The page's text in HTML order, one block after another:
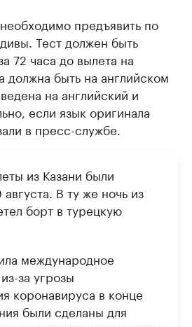
предъявить по
Тест должен быть
72 часа до вылета на
должна быть на английском
на английский и
если язык оригинала
в пресс-службе.
из Казани были
В ту же ночь из
борт в турецкую
международное
за угрозы
коронавируса в конце
были сделаны для